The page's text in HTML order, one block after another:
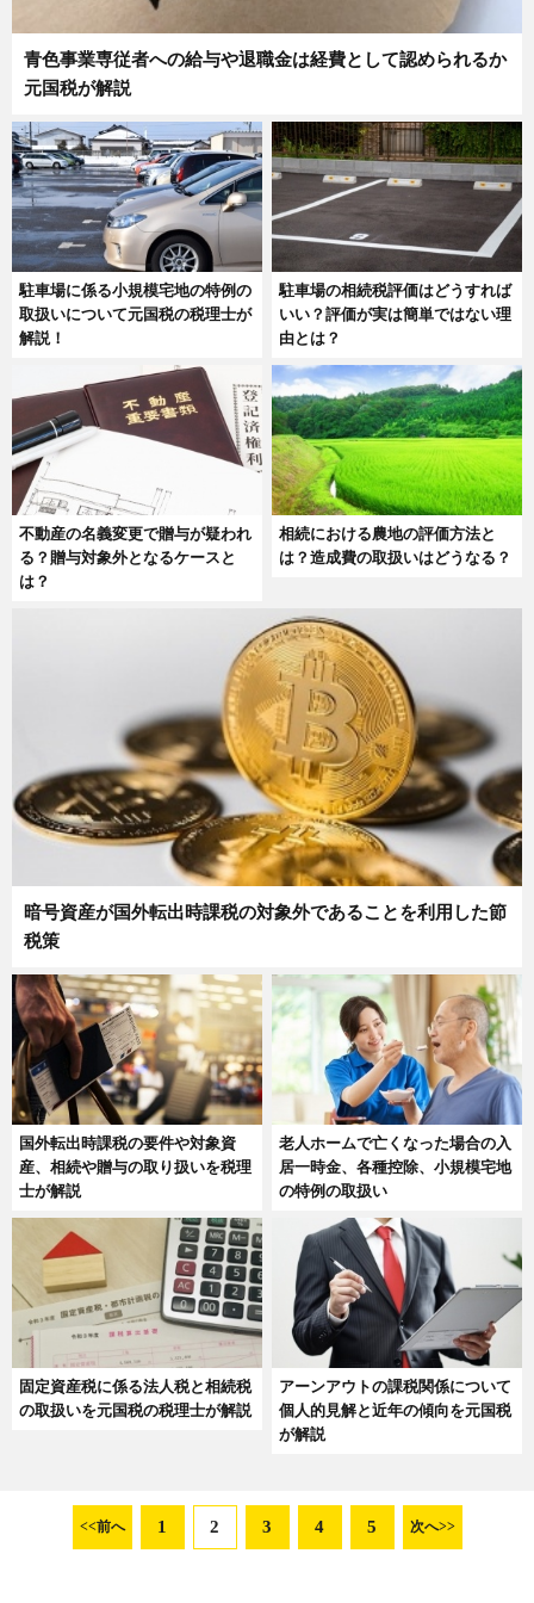
青色事業専従者への給与や退職金は経費として認められるか
元国税が解説
駐車場に係る小規模宅地の特例の
取扱いについて元国税の税理士が
解説！
駐車場の相続税評価はどうすれば
いい？評価が実は簡単ではない理
由とは？
不動産の名義変更で贈与が疑われ
る？贈与対象外となるケースと
は？
相続における農地の評価方法と
は？造成費の取扱いはどうなる？
暗号資産が国外転出時課税の対象外であることを利用した節
税策
国外転出時課税の要件や対象資
産、相続や贈与の取り扱いを税理
士が解説
老人ホームで亡くなった場合の入
居一時金、各種控除、小規模宅地
の特例の取扱い
固定資産税に係る法人税と相続税
の取扱いを元国税の税理士が解説
アーンアウトの課税関係について
個人的見解と近年の傾向を元国税
が解説
<<前へ 1 2 3 4 5 次へ>>